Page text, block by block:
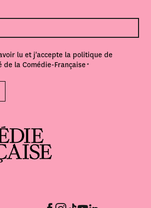
lu et j'accepte la politique de
la Comédie-Française*